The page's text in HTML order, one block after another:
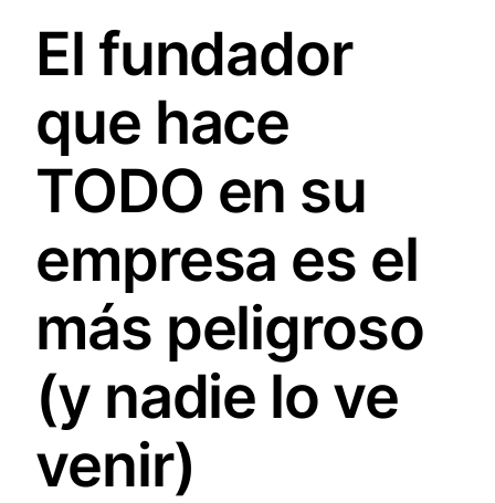
El fundador
que hace
TODO en su
empresa es el
más peligroso
(y nadie lo ve
venir)